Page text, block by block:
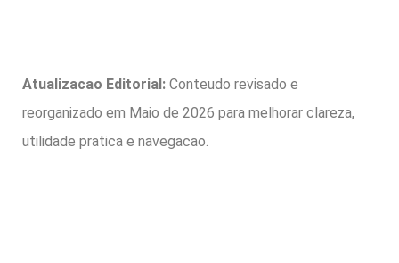
Atualizacao Editorial: Conteudo revisado e
reorganizado em Maio de 2026 para melhorar clareza,
utilidade pratica e navegacao.